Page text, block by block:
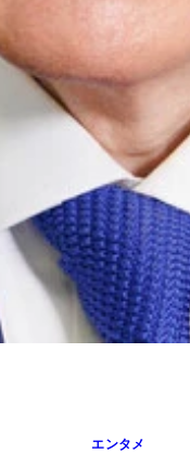
に塔をマネたポーズ
エンタメ